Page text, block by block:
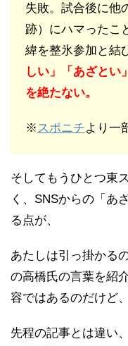
失敗。試合後に他
跡）にハマったこ
緯を整氷参加と結
しい」「あざとい
を絶たない。
※スポニチより一
そしてもうひとつ東
く、SNSからの「あ
る点が、
あたしは引っ掛かる
の高橋氏の言葉を紹
容ではあるのだけど、
先程の記事とは違い